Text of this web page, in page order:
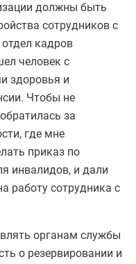
должны быть
сотрудников с
кадров
человек с
здоровья и
Чтобы не
за
где мне
приказ по
инвалидов, и дали
работу сотрудника с
органам службы
о резервировании и